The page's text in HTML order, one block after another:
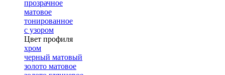
прозрачное
матовое
тонированное
с узором
Цвет профиля
хром
черный матовый
золото матовое